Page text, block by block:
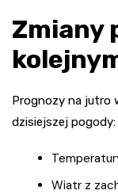
Zmiany
Prognozy na jutro
dzisiejszej pogody:
Wiatr z